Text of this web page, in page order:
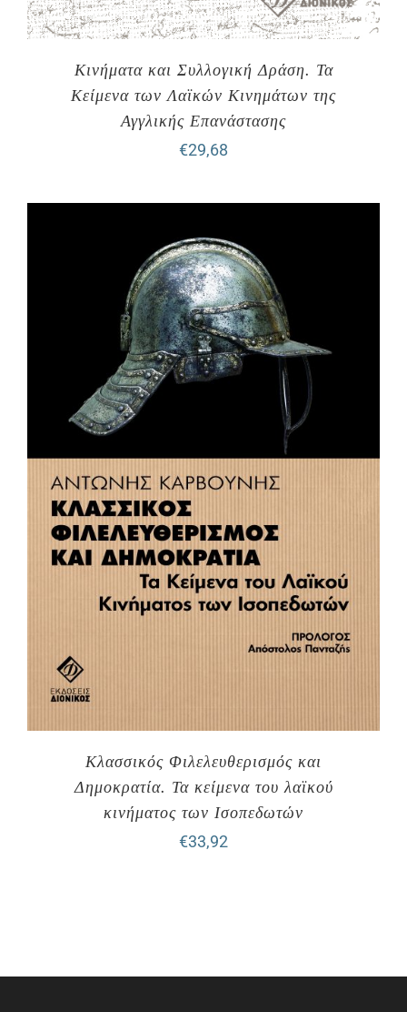
Κινήματα και Συλλογική Δράση. Τα
Κείμενα των Λαϊκών Κινημάτων της
Αγγλικής Επανάστασης
€29,68
Κλασσικός Φιλελευθερισμός και
Δημοκρατία. Τα κείμενα του λαϊκού
κινήματος των Ισοπεδωτών
€33,92